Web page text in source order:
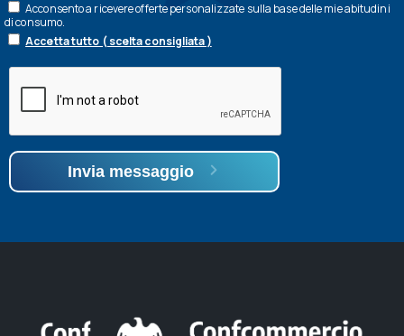
Acconsento a ricevere offerte personalizzate sulla base delle mie abitudini
di consumo.
Accetta tutto ( scelta consigliata )
Invia messaggio